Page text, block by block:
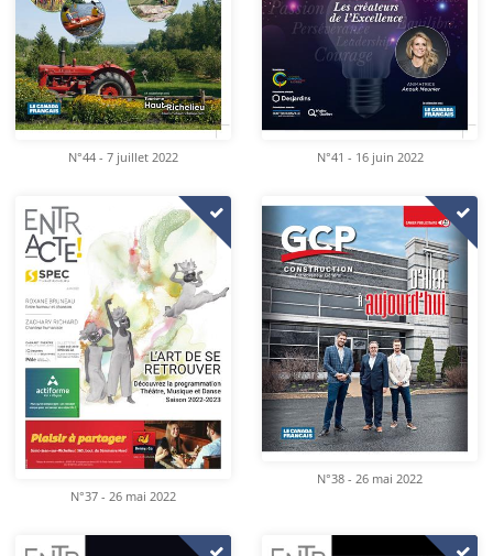
N°44 - 7 juillet 2022 N°41 - 16 juin 2022
N°37 - 26 mai 2022
N°38 - 26 mai 2022